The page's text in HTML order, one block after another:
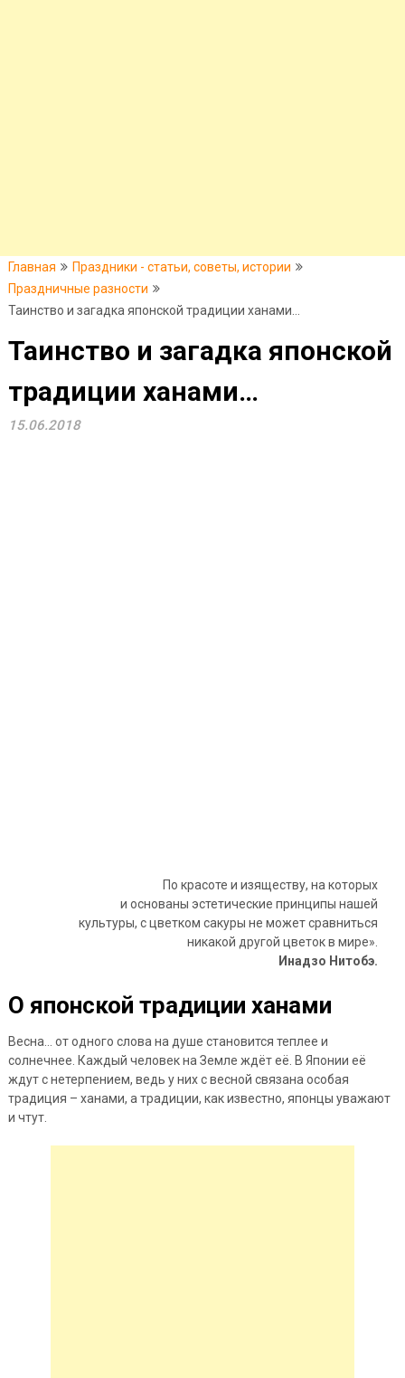
Главная
Праздники - статьи, советы, истории
Праздничные разности
Таинство и загадка японской традиции ханами…
Таинство и загадка японской
традиции ханами…
15.06.2018
По красоте и изяществу, на которых
и основаны эстетические принципы нашей
культуры, с цветком сакуры не может сравниться
никакой другой цветок в мире».
Инадзо Нитобэ.
О японской традиции ханами
Весна… от одного слова на душе становится теплее и
солнечнее. Каждый человек на Земле ждёт её. В Японии её
ждут с нетерпением, ведь у них с весной связана особая
традиция – ханами, а традиции, как известно, японцы уважают
и чтут.